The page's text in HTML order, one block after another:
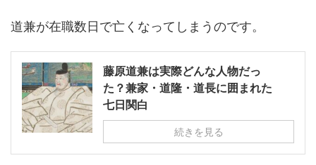
道兼が在職数日で亡くなってしまうのです。
藤原道兼は実際どんな人物だっ
た？兼家・道隆・道長に囲まれた
七日関白
続きを見る